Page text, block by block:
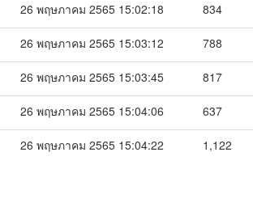
26 พฤษภาคม 2565 15:02:18 834
26 พฤษภาคม 2565 15:03:12 788
26 พฤษภาคม 2565 15:03:45 817
26 พฤษภาคม 2565 15:04:06 637
26 พฤษภาคม 2565 15:04:22 1,122